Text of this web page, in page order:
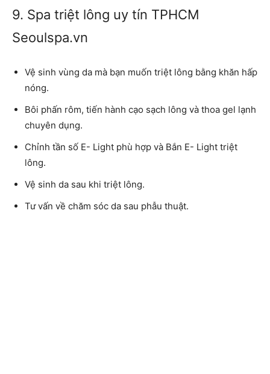
9. Spa triệt lông uy tín TPHCM
Seoulspa.vn
Vệ sinh vùng da mà bạn muốn triệt lông bằng khăn hấp
nóng.
Bôi phấn rôm, tiến hành cạo sạch lông và thoa gel lạnh
chuyên dụng.
Chỉnh tần số E- Light phù hợp và Bắn E- Light triệt
lông.
Vệ sinh da sau khi triệt lông.
Tư vấn về chăm sóc da sau phẫu thuật.